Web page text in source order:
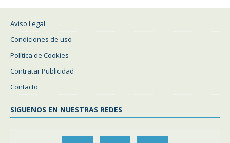
Aviso Legal
Condiciones de uso
Política de Cookies
Contratar Publicidad
Contacto
SIGUENOS EN NUESTRAS REDES